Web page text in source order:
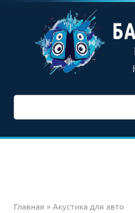
контенту
Главная »Акустика для авто